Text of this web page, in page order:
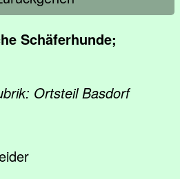
Schäferhunde;
Ortsteil Basdorf